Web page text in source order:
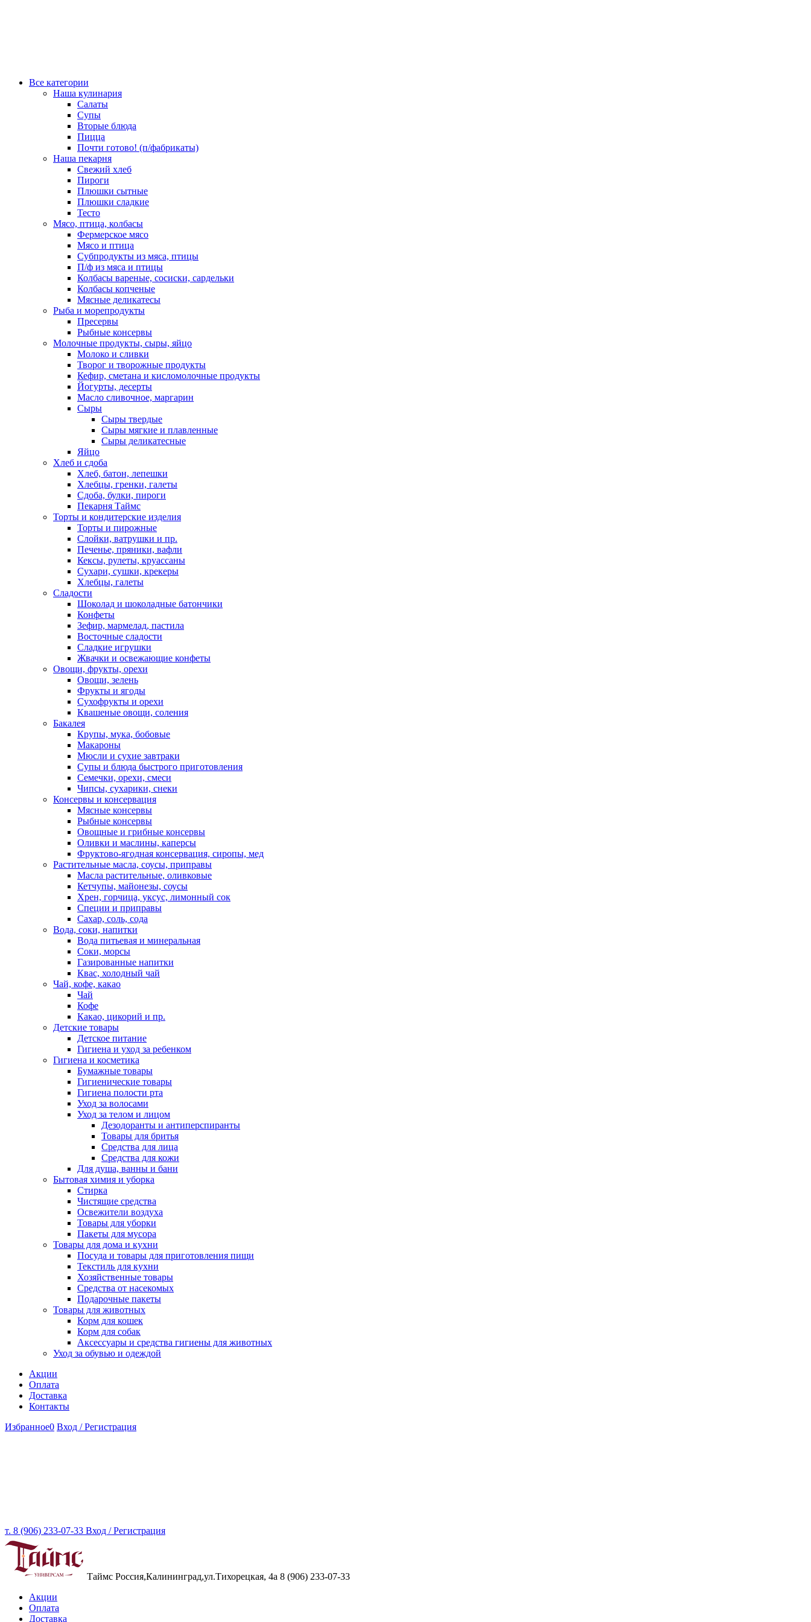
Все категории
Наша кулинария
Салаты
Супы
Вторые блюда
Пицца
Почти готово! (п/фабрикаты)
Наша пекарня
Свежий хлеб
Пироги
Плюшки сытные
Плюшки сладкие
Тесто
Мясо, птица, колбасы
Фермерское мясо
Мясо и птица
Субпродукты из мяса, птицы
П/ф из мяса и птицы
Колбасы вареные, сосиски, сардельки
Колбасы копченые
Мясные деликатесы
Рыба и морепродукты
Пресервы
Рыбные консервы
Молочные продукты, сыры, яйцо
Молоко и сливки
Творог и творожные продукты
Кефир, сметана и кисломолочные продукты
Йогурты, десерты
Масло сливочное, маргарин
Сыры
Сыры твердые
Сыры мягкие и плавленные
Сыры деликатесные
Яйцо
Хлеб и сдоба
Хлеб, батон, лепешки
Хлебцы, гренки, галеты
Сдоба, булки, пироги
Пекарня Таймс
Торты и кондитерские изделия
Торты и пирожные
Слойки, ватрушки и пр.
Печенье, пряники, вафли
Кексы, рулеты, круассаны
Сухари, сушки, крекеры
Хлебцы, галеты
Сладости
Шоколад и шоколадные батончики
Конфеты
Зефир, мармелад, пастила
Восточные сладости
Сладкие игрушки
Жвачки и освежающие конфеты
Овощи, фрукты, орехи
Овощи, зелень
Фрукты и ягоды
Сухофрукты и орехи
Квашеные овощи, соления
Бакалея
Крупы, мука, бобовые
Макароны
Мюсли и сухие завтраки
Супы и блюда быстрого приготовления
Семечки, орехи, смеси
Чипсы, сухарики, снеки
Консервы и консервация
Мясные консервы
Рыбные консервы
Овощные и грибные консервы
Оливки и маслины, каперсы
Фруктово-ягодная консервация, сиропы, мед
Растительные масла, соусы, приправы
Масла растительные, оливковые
Кетчупы, майонезы, соусы
Хрен, горчица, уксус, лимонный сок
Специи и приправы
Сахар, соль, сода
Вода, соки, напитки
Вода питьевая и минеральная
Соки, морсы
Газированные напитки
Квас, холодный чай
Чай, кофе, какао
Чай
Кофе
Какао, цикорий и пр.
Детские товары
Детское питание
Гигиена и уход за ребенком
Гигиена и косметика
Бумажные товары
Гигиенические товары
Гигиена полости рта
Уход за волосами
Уход за телом и лицом
Дезодоранты и антиперспиранты
Товары для бритья
Средства для лица
Средства для кожи
Для душа, ванны и бани
Бытовая химия и уборка
Стирка
Чистящие средства
Освежители воздуха
Товары для уборки
Пакеты для мусора
Товары для дома и кухни
Посуда и товары для приготовления пищи
Текстиль для кухни
Хозяйственные товары
Средства от насекомых
Подарочные пакеты
Товары для животных
Корм для кошек
Корм для собак
Аксессуары и средства гигиены для животных
Уход за обувью и одеждой
Акции
Оплата
Доставка
Контакты
Избранное0 Вход / Регистрация
т. 8 (906) 233-07-33 Вход / Регистрация
Таймс Россия,Калининград,ул.Тихорецкая, 4а 8 (906) 233-07-33
Акции
Оплата
Доставка